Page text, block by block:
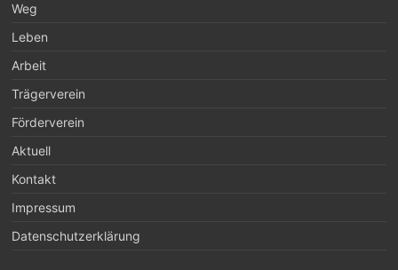
Weg
Leben
Arbeit
Trägerverein
Förderverein
Aktuell
Kontakt
Impressum
Datenschutzerklärung